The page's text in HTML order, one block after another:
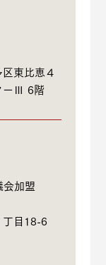
東比恵４
ーⅢ 6階
会加盟
目18-6